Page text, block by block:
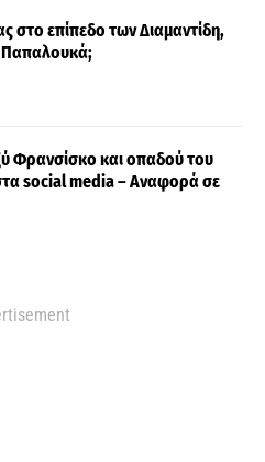
στο επίπεδο των Διαμαντίδη,
Παπαλουκά;
Φρανσίσκο και οπαδού του
social media – Αναφορά σε